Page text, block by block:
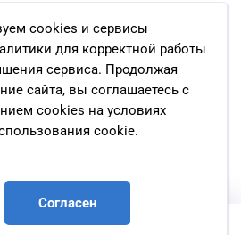
cookies и сервисы
для корректной работы
сервиса. Продолжая
сайта, вы соглашаетесь с
cookies на условиях
cookie.
Согласен
Ноябрьскнефтегаз»
на сайте, включена в базу
в Федеральной службе по